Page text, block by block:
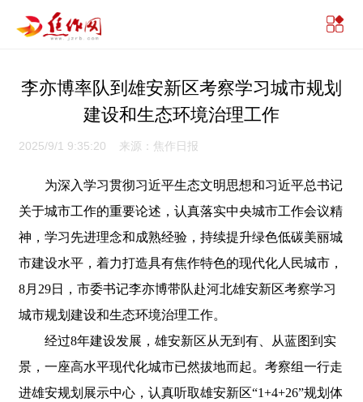
李亦博率队到雄安新区考察学习城市规划
建设和生态环境治理工作
2025/9/1 9:35:20 来源：焦作日报
为深入学习贯彻习近平生态文明思想和习近平总书记
关于城市工作的重要论述，认真落实中央城市工作会议精
神，学习先进理念和成熟经验，持续提升绿色低碳美丽城
市建设水平，着力打造具有焦作特色的现代化人民城市，
8月29日，市委书记李亦博带队赴河北雄安新区考察学习
城市规划建设和生态环境治理工作。
经过8年建设发展，雄安新区从无到有、从蓝图到实
景，一座高水平现代化城市已然拔地而起。考察组一行走
进雄安规划展示中心，认真听取雄安新区“1+4+26”规划体